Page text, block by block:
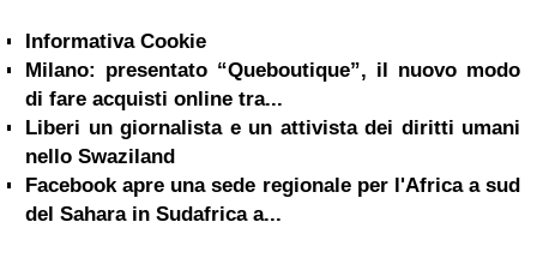
Informativa Cookie
Milano: presentato “Queboutique”, il nuovo modo
di fare acquisti online tra...
Liberi un giornalista e un attivista dei diritti umani
nello Swaziland
Facebook apre una sede regionale per l'Africa a sud
del Sahara in Sudafrica a...